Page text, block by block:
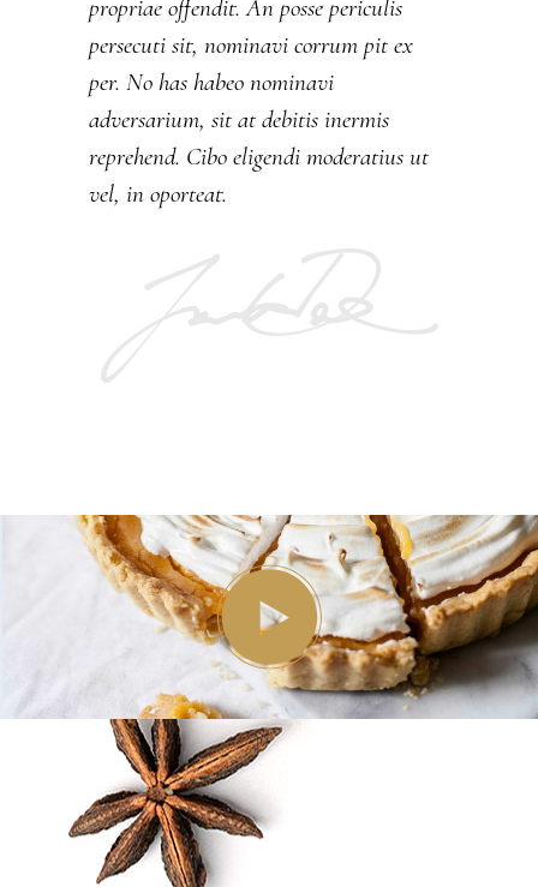
propriae offendit. An posse periculis
persecuti sit, nominavi corrum pit ex
per. No has habeo nominavi
adversarium, sit at debitis inermis
reprehend. Cibo eligendi moderatius ut
vel, in oporteat.